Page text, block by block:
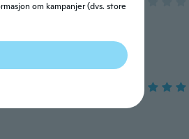
om kampanjer (dvs. store